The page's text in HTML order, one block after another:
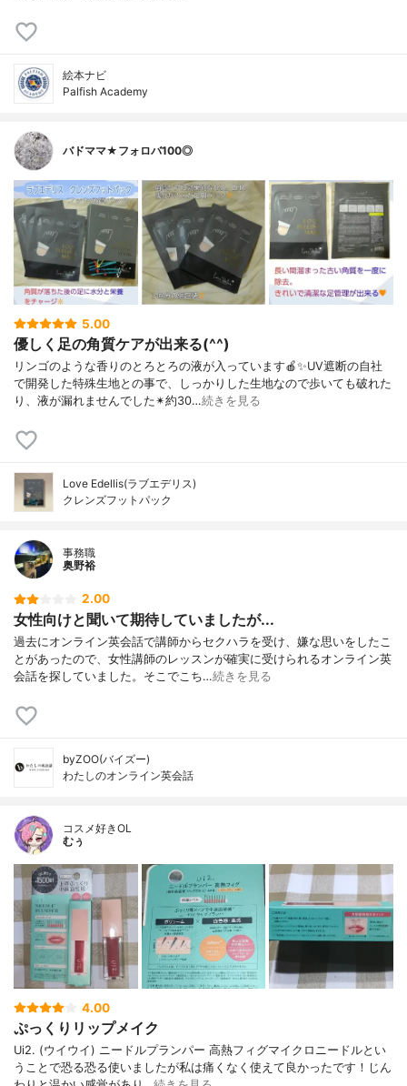
絵本ナビ
Palfish Academy
バドママ★フォロバ100◎
5.00
優しく足の角質ケアが出来る(^^)
リンゴのような香りのとろとろの液が入っています🍎✨UV遮断の自社
で開発した特殊生地との事で、しっかりした生地なので歩いても破れた
り、液が漏れませんでした✴約30…続きを見る
Love Edellis(ラブエデリス)
クレンズフットパック
事務職
奥野裕
2.00
女性向けと聞いて期待していましたが...
過去にオンライン英会話で講師からセクハラを受け、嫌な思いをしたこ
とがあったので、女性講師のレッスンが確実に受けられるオンライン英
会話を探していました。そこでこち…続きを見る
byZOO(バイズー)
わたしのオンライン英会話
コスメ好きOL
むぅ
4.00
ぷっくりリップメイク
Ui2. (ウイウイ) ニードルプランパー 高熱フィグマイクロニードルとい
うことで恐る恐る使いましたが私は痛くなく使えて良かったです！じん